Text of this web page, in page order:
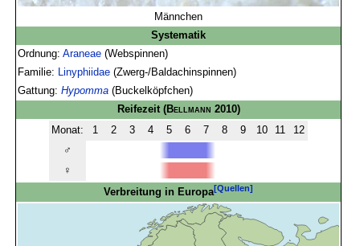
Männchen
Systematik
Ordnung:Araneae (Webspinnen)
Familie:
Linyphiidae (Zwerg-/Baldachinspinnen)
Gattung:Hypomma (Buckelköpfchen)
Reifezeit (Bellmann 2010)
Monat:
1 2 3 4 5 6 7 8 9 10 11
12
♂
♀
Verbreitung in Europa[Quellen]